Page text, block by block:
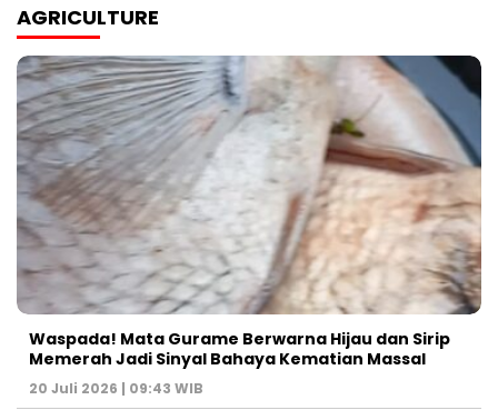
AGRICULTURE
Waspada! Mata Gurame Berwarna Hijau dan Sirip
Memerah Jadi Sinyal Bahaya Kematian Massal
20 Juli 2026 | 09:43 WIB